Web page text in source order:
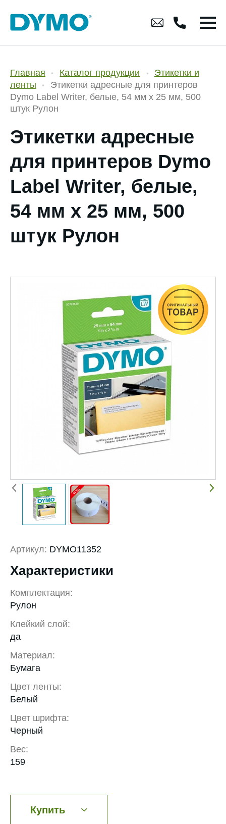
Главная Каталог продукции
Этикетки и
ленты
Этикетки адресные для принтеров
Dymo Label Writer, белые, 54 мм x 25 мм, 500
штук Рулон
Этикетки адресные
для принтеров Dymo
Label Writer, белые,
54 мм x 25 мм, 500
штук Рулон
Артикул: DYMO11352
Характеристики
Комплектация:
Рулон
Клейкий слой:
да
Материал:
Бумага
Цвет ленты:
Белый
Цвет шрифта:
Черный
Вес:
159
Купить